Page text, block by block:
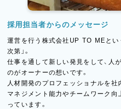
採用担当者からのメッセージ
運営を行う株式会社UP TO MEとい
次第」。
仕事を通して新しい発見をして、人
のがオーナーの想いです。
人材開発のプロフェッショナルを社
マネジメント能力やチームワーク向
っています。